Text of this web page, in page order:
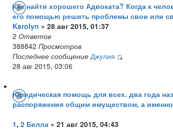
Как найти хорошего Адвоката? Когда к
его помощью решить проблемы свои или
Karolyn » 28 авг 2015, 01:37
2 Ответов
388842 Просмотров
Последнее сообщение Джулия
28 авг 2015, 03:06
Юридическая помощь для всех. два года
распоряжения общим имуществом, а
1, 2 Белла » 21 авг 2015, 04:43